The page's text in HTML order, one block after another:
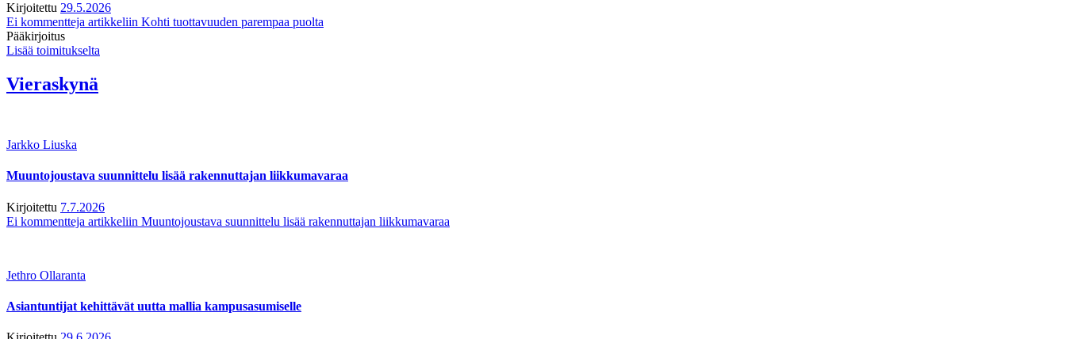
Kirjoitettu 29.5.2026
Ei kommentteja artikkeliin Kohti tuottavuuden parempaa puolta
Pääkirjoitus
Lisää toimitukselta
Vieraskynä
Jarkko Liuska
Muuntojoustava suunnittelu lisää rakennuttajan liikkumavaraa
Kirjoitettu 7.7.2026
Ei kommentteja artikkeliin Muuntojoustava suunnittelu lisää rakennuttajan liikkumavaraa
Jethro Ollaranta
Asiantuntijat kehittävät uutta mallia kampusasumiselle